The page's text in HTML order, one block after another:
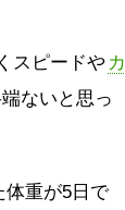
スピードや カ
ないと思っ
体重が5日で